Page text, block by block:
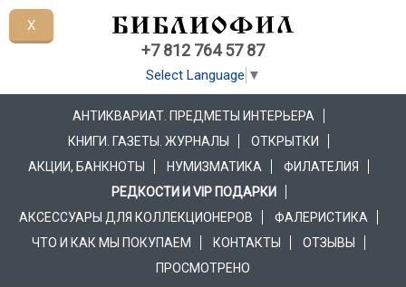
+7 812 764 57 87
Select Language ▼
АНТИКВАРИАТ. ПРЕДМЕТЫ ИНТЕРЬЕРА
КНИГИ. ГАЗЕТЫ. ЖУРНАЛЫ
ОТКРЫТКИ
АКЦИИ, БАНКНОТЫ
НУМИЗМАТИКА
ФИЛАТЕЛИЯ
РЕДКОСТИ И VIP ПОДАРКИ
АКСЕССУАРЫ ДЛЯ КОЛЛЕКЦИОНЕРОВ
ФАЛЕРИСТИКА
ЧТО И КАК МЫ ПОКУПАЕМ
КОНТАКТЫ
ОТЗЫВЫ
ПРОСМОТРЕНО
X